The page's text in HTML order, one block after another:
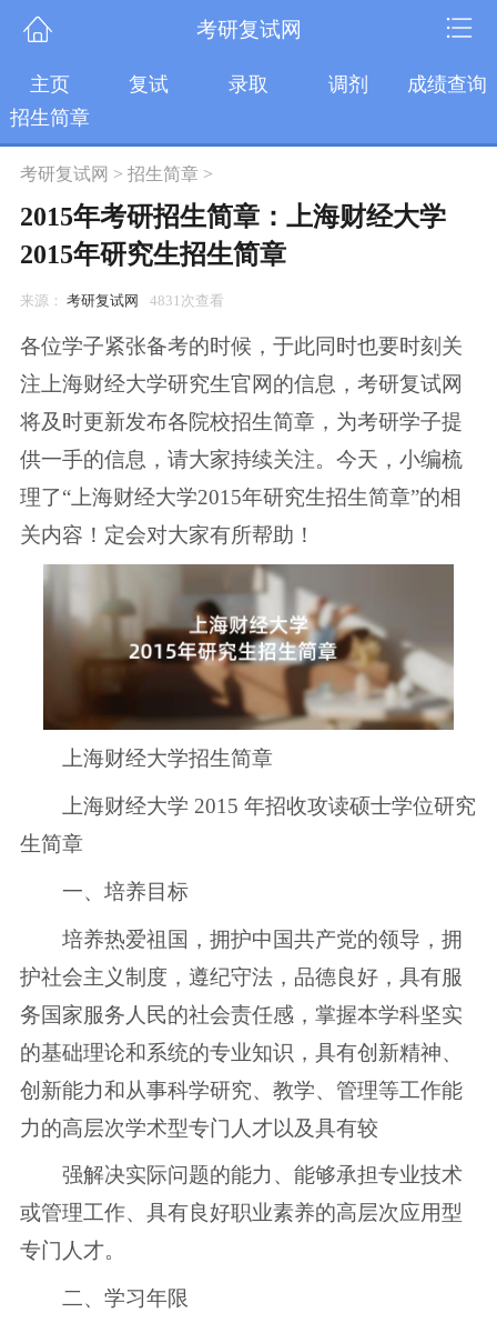
考研复试网
主页 复试 录取 调剂
成绩查询
招生简章
考研复试网 > 招生简章>
2015年考研招生简章：上海财经大学
2015年研究生招生简章
来源： 考研复试网 4831次查看
各位学子紧张备考的时候，于此同时也要时刻关
注上海财经大学研究生官网的信息，考研复试网
将及时更新发布各院校招生简章，为考研学子提
供一手的信息，请大家持续关注。今天，小编梳
理了“上海财经大学2015年研究生招生简章”的相
关内容！定会对大家有所帮助！
上海财经大学招生简章
上海财经大学 2015 年招收攻读硕士学位研究
生简章
一、培养目标
培养热爱祖国，拥护中国共产党的领导，拥
护社会主义制度，遵纪守法，品德良好，具有服
务国家服务人民的社会责任感，掌握本学科坚实
的基础理论和系统的专业知识，具有创新精神、
创新能力和从事科学研究、教学、管理等工作能
力的高层次学术型专门人才以及具有较
强解决实际问题的能力、能够承担专业技术
或管理工作、具有良好职业素养的高层次应用型
专门人才。
二、学习年限